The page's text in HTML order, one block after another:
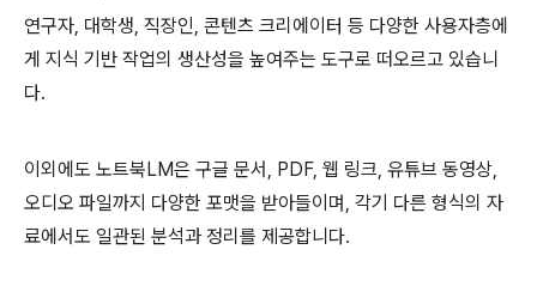
연구자, 대학생, 직장인, 콘텐츠 크리에이터 등 다양한 사용자층에
게 지식 기반 작업의 생산성을 높여주는 도구로 떠오르고 있습니
다.
이외에도 노트북LM은 구글 문서, PDF, 웹 링크, 유튜브 동영상,
오디오 파일까지 다양한 포맷을 받아들이며, 각기 다른 형식의 자
료에서도 일관된 분석과 정리를 제공합니다.